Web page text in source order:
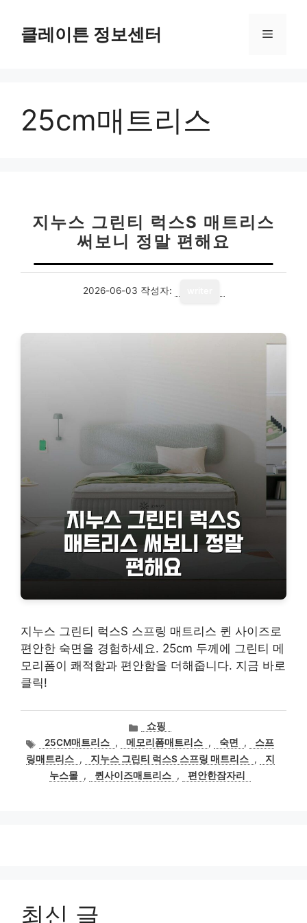
클레이튼 정보센터 메
25cm매트리스
지누스 그린티 럭스S 매트리스
써보니 정말 편해요
2026-06-03 작성자:
지누스 그린티 럭스S 스프링 매트리스 퀸 사이즈로
편안한 숙면을 경험하세요. 25cm 두께에 그린티 메
모리폼이 쾌적함과 편안함을 더해줍니다. 지금 바로
클릭!
카
테
고
리
쇼핑
태
그
25CM매트리스 , 메모리폼매트리스 , 숙면 ,
스프
링매트리스 , 지누스 그린티 럭스S 스프링 매트리스 ,
지
누스몰 , 퀸사이즈매트리스 , 편안한잠자리
최신 글